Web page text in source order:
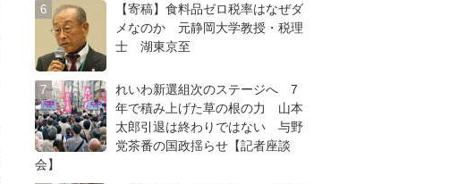
【寄稿】食料品ゼロ税率はなぜダ
メなのか 元静岡大学教授・税理
士 湖東京至
れいわ新選組次のステージへ 7
年で積み上げた草の根の力 山本
太郎引退は終わりではない 与野
党茶番の国政揺らせ【記者座談
会】